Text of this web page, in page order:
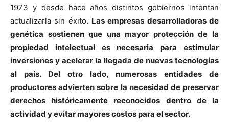
1973 y desde hace años distintos gobiernos intentan
actualizarla sin éxito. Las empresas desarrolladoras de
genética sostienen que una mayor protección de la
propiedad intelectual es necesaria para estimular
inversiones y acelerar la llegada de nuevas tecnologías
al país. Del otro lado, numerosas entidades de
productores advierten sobre la necesidad de preservar
derechos históricamente reconocidos dentro de la
actividad y evitar mayores costos para el sector.